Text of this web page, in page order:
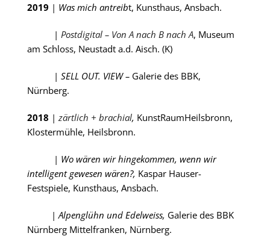
2019 | Was mich antreibt, Kunsthaus, Ansbach.
| Postdigital – Von A nach B nach A, Museum
am Schloss, Neustadt a.d. Aisch. (K)
| SELL OUT. VIEW – Galerie des BBK,
Nürnberg.
2018 | zärtlich + brachial, KunstRaumHeilsbronn,
Klostermühle, Heilsbronn.
| Wo wären wir hingekommen, wenn wir
intelligent gewesen wären?, Kaspar Hauser-
Festspiele, Kunsthaus, Ansbach.
| Alpenglühn und Edelweiss, Galerie des BBK
Nürnberg Mittelfranken, Nürnberg.